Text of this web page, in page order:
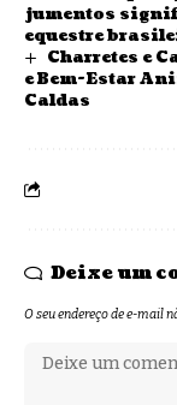
jumentos
equestre
Charretes e
e Bem-Estar
Caldas
Deixe um
O seu endereço de e-mail